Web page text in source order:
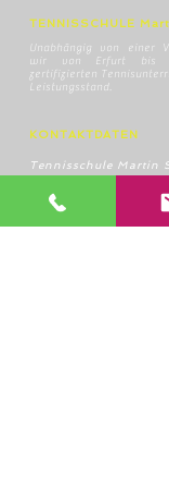
TENNISSCHULE
Unabhängig von einer
wir von Erfurt bis
zertifizierten
Leistungsstand.
KONTAKTDATEN
Tennisschule Martin
0172/4416656